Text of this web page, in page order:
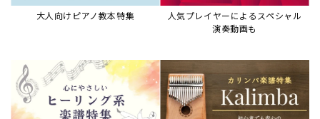
大人向けピアノ教本特集
人気プレイヤーによるスペシャル
演奏動画も